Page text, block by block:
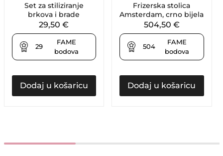
Set za stiliziranje
brkova i brade
29,50€
29
FAME
bodova
Dodaj u košaricu
Frizerska stolica
Amsterdam, crno bijela
504,50 €
504
FAME
bodova
Dodaj u košaricu